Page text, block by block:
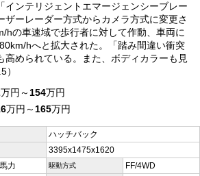
インテリジェントエマージェンシーブレー
ザーレーダー方式からカメラ方式に変更さ
hの車速域で歩行者に対して作動、車両に
hへと拡大された。「踏み間違い衝突
高められている。また、ボディカラーも見
）
万円～154万円
万円～165万円
ハッチバック
3395x1475x1620
力 駆動方式 FF/4WD